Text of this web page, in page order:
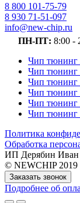
8 800 101-75-79
8 930 71-51-097
info@new-chip.ru
ПН-ПТ: 8:00 -
Чип тюнинг
Чип тюнинг
Чип тюнинг
Чип тюнинг
Чип тюнинг
Чип тюнинг
Политика
Обработка
ИП Дерябин Иван
© NEWCHIP 2019
Заказать звонок
Подробнее об